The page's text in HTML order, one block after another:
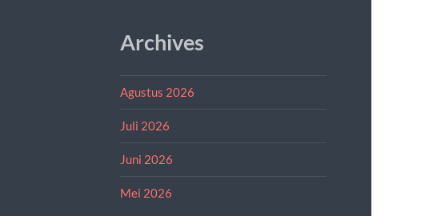
Archives
Agustus 2026
Juli 2026
Juni 2026
Mei 2026